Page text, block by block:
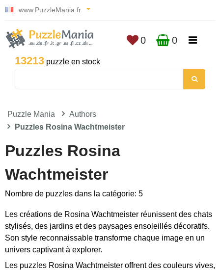
www.PuzzleMania.fr
13213 puzzle en stock
0 0
Puzzle Mania
Authors
Puzzles Rosina Wachtmeister
Puzzles Rosina
Wachtmeister
Nombre de puzzles dans la catégorie: 5
Les créations de Rosina Wachtmeister réunissent des chats
stylisés, des jardins et des paysages ensoleillés décoratifs.
Son style reconnaissable transforme chaque image en un
univers captivant à explorer.
Les puzzles Rosina Wachtmeister offrent des couleurs vives,